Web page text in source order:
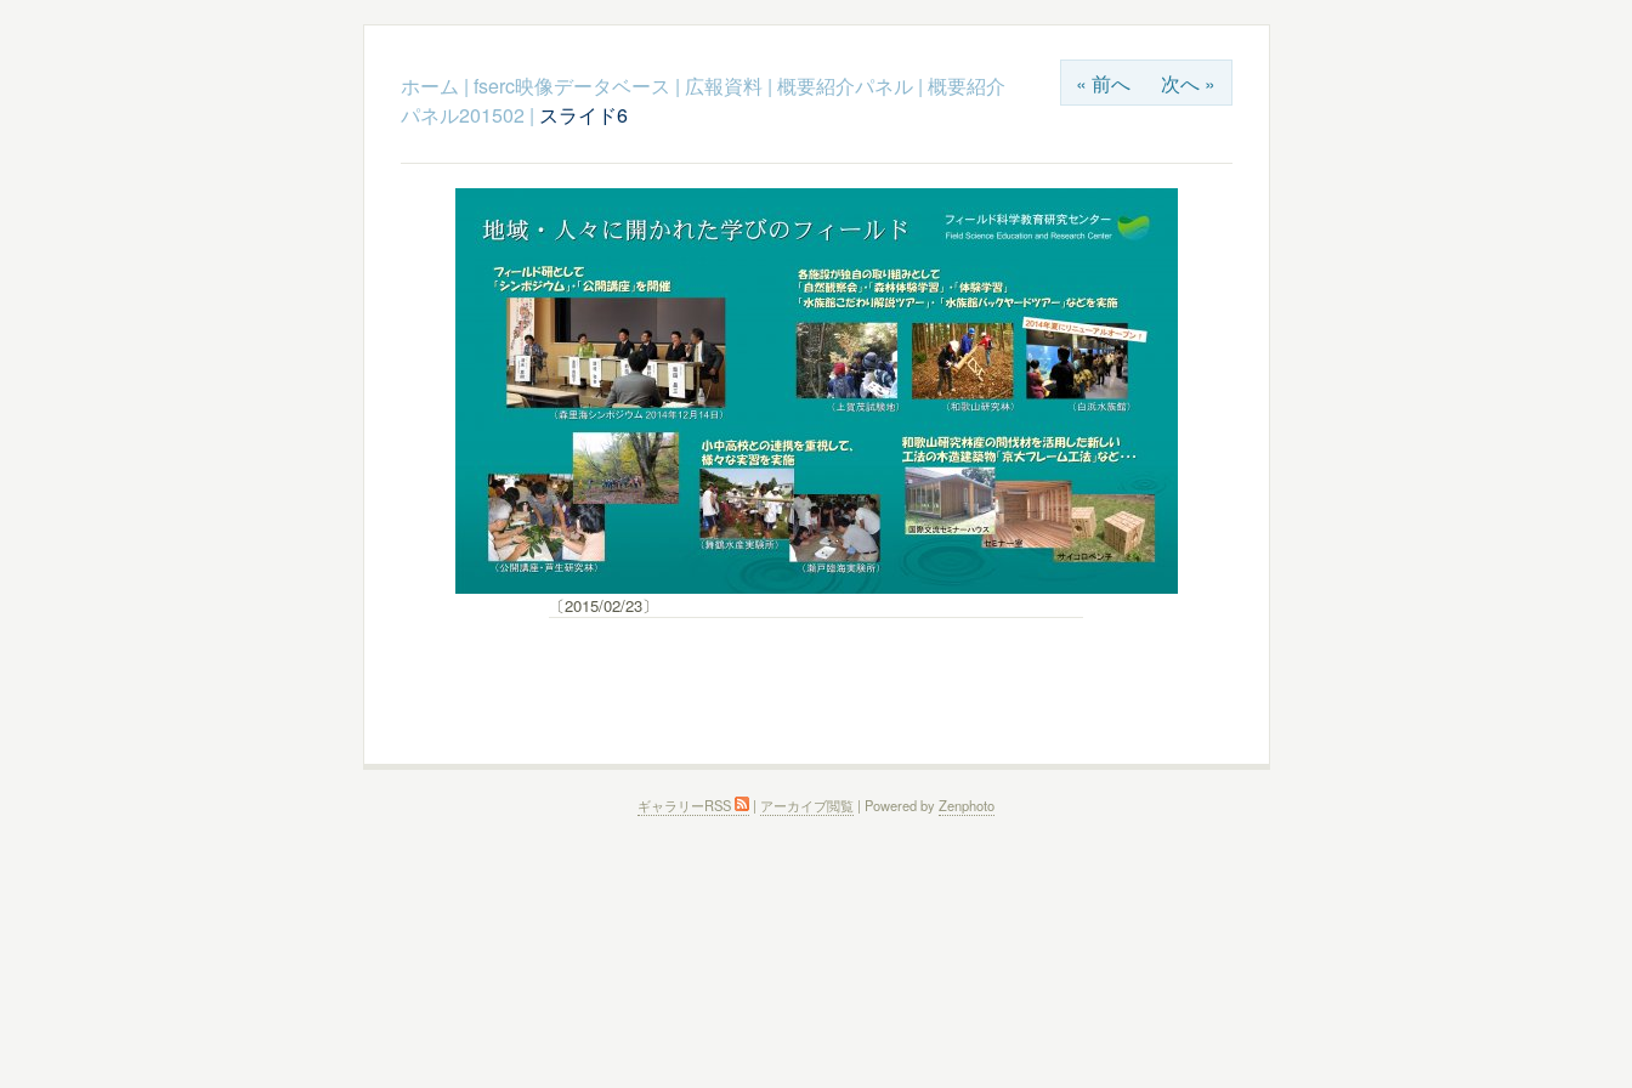
« 前へ 次へ »
ホーム | fserc映像データベース | 広報資料| 概要紹介パネル| 概要紹介
パネル201502 | スライド6
〔2015/02/23〕
ギャラリーRSS | アーカイブ閲覧 | Powered by Zenphoto